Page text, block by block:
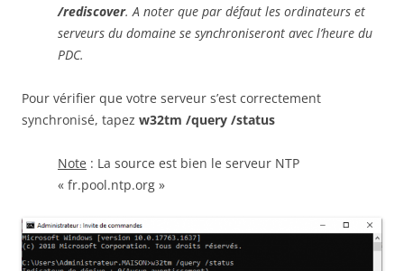
/rediscover. A noter que par défaut les ordinateurs et
serveurs du domaine se synchroniseront avec l’heure du
PDC.
Pour vérifier que votre serveur s’est correctement
synchronisé, tapez w32tm /query /status
Note : La source est bien le serveur NTP
« fr.pool.ntp.org »